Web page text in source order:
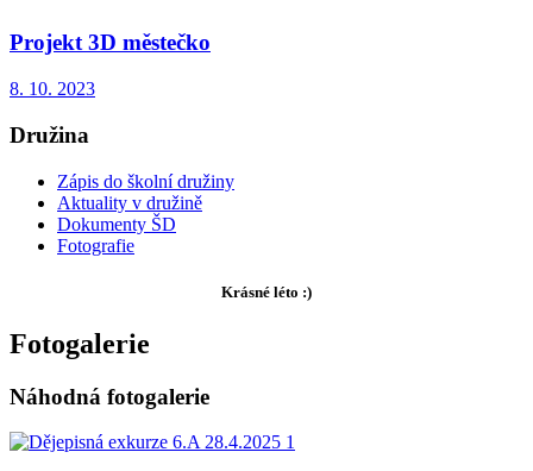
Projekt 3D městečko
8. 10. 2023
Družina
Zápis do školní družiny
Aktuality v družině
Dokumenty ŠD
Fotografie
Krásné léto :)
Fotogalerie
Náhodná fotogalerie